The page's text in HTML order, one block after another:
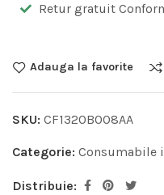
Retur gratuit
Adauga la favorite
SKU: CF1320B008AA
Categorie: Consumabile
Distribuie: